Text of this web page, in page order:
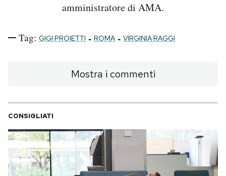
amministratore di AMA.
Tag: GIGI PROIETTI - ROMA - VIRGINIA RAGGI
Mostra i commenti
CONSIGLIATI